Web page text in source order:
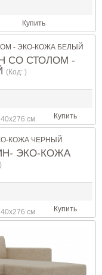
Купить
СО СТОЛОМ -
(Код: )
см Купить
ЭКО-КОЖА
)
см Купить